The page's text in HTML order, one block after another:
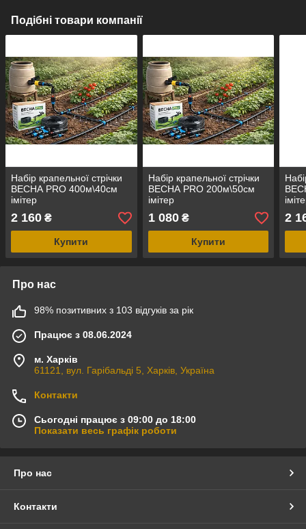
Подібні товари компанії
Набір крапельної стрічки
ВЕСНА PRO 400м\40см
імітер
2 160 ₴
Купити
Набір крапельної стрічки
ВЕСНА PRO 200м\50см
імітер
1 080₴
Купити
2
Про нас
98% позитивних з 103 відгуків за рік
Працює з 08.06.2024
м. Харків
61121, вул. Гарібальді 5, Харків, Україна
Контакти
Сьогодні працює з 09:00 до 18:00
Показати весь графік роботи
Про нас
Контакти